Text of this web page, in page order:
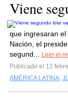
Viene
que ingresaran el
Nación, el
segund...
Leer el
Publicado el 12
AMÉRICA LATINA,